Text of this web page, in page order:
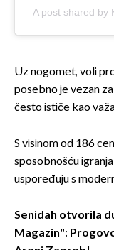
A post shared by
Uz nogomet, voli
posebno je vezan
često ističe kao
S visinom od 186
sposobnošću
uspoređuju s
Senidah otvorila
Magazin":